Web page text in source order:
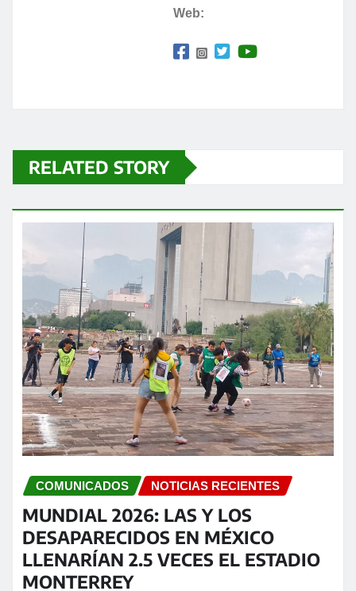
Web:
RELATED STORY
COMUNICADOS NOTICIAS RECIENTES
MUNDIAL 2026: LAS Y LOS
DESAPARECIDOS EN MÉXICO
LLENARÍAN 2.5 VECES EL ESTADIO
MONTERREY